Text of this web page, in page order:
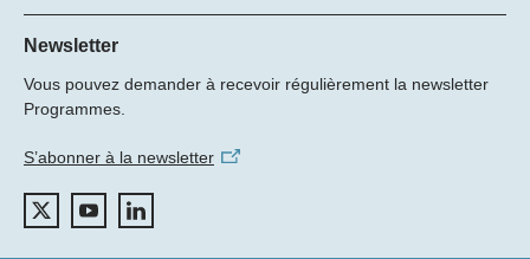
Tél.: +
22
Vous trouverez ici des informations complètes sur les projets de
recherche et les subsides approuvés par le FNS.
Recherche de projets
Newsletter
Vous pouvez demander à recevoir régulièrement la newsletter
Programmes.
S’abonner à la newsletter